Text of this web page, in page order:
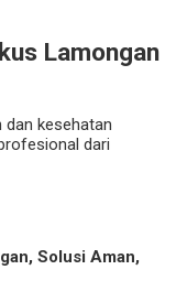
Lamongan
dan kesehatan
dari
Solusi Aman,